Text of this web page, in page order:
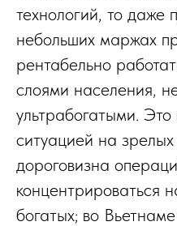
технологий, то даже
небольших маржах
рентабельно
слоями населения,
ультрабогатыми. Это
ситуацией на
дороговизна
концентрироваться
богатых; во